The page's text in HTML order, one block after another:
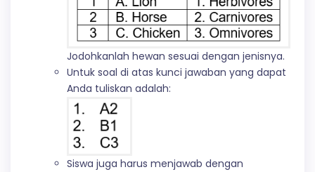
Jodohkanlah hewan sesuai dengan jenisnya.
Untuk soal di atas kunci jawaban yang dapat
Anda tuliskan adalah:
Siswa juga harus menjawab dengan